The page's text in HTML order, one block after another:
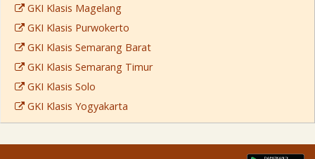
GKI Klasis Magelang
GKI Klasis Purwokerto
GKI Klasis Semarang Barat
GKI Klasis Semarang Timur
GKI Klasis Solo
GKI Klasis Yogyakarta